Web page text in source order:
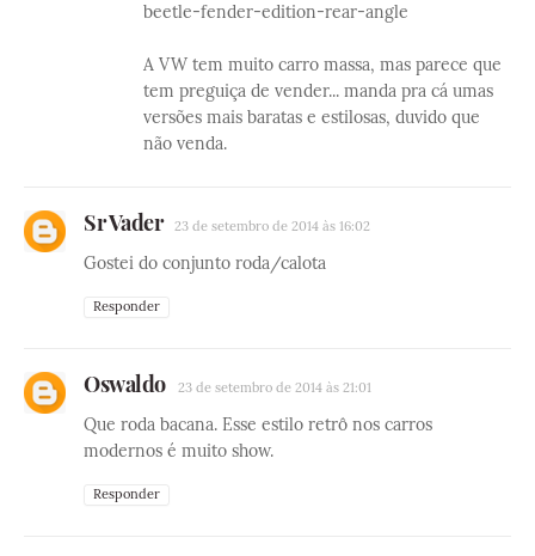
beetle-fender-edition-rear-angle
A VW tem muito carro massa, mas parece que
tem preguiça de vender... manda pra cá umas
versões mais baratas e estilosas, duvido que
não venda.
Sr Vader 23 de setembro de 2014 às 16:02
Gostei do conjunto roda/calota
Responder
Oswaldo 23 de setembro de 2014 às 21:01
Que roda bacana. Esse estilo retrô nos carros
modernos é muito show.
Responder